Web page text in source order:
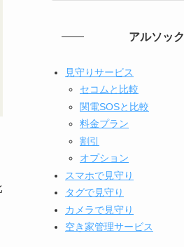
アルソック
見守りサービス
セコムと比較
関電SOSと比較
料金プラン
割引
オプション
スマホで見守り
タグで見守り
カメラで見守り
空き家管理サービス